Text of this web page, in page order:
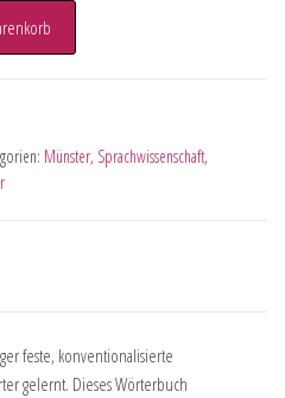
Münster, Sprachwissenschaft,
feste, konventionalisierte
gelernt. Dieses Wörterbuch